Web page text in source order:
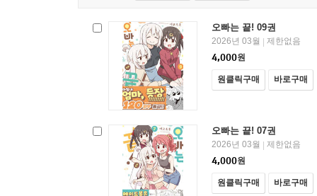
오빠는 끝! 09권
2026년 03월 | 제한없음
4,000원
원클릭구매 바로구매
오빠는 끝! 07권
2026년 03월 | 제한없음
4,000원
원클릭구매 바로구매